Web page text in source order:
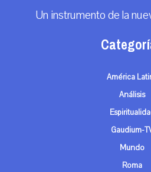
Un instrumento de la
América
Análisis
Gaudium-
Mundo
Roma